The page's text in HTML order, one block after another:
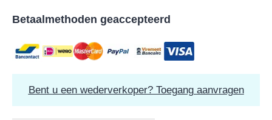
Betaalmethoden geaccepteerd
Bent u een wederverkoper? Toegang aanvragen